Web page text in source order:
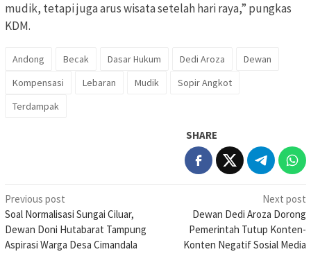
mudik, tetapi juga arus wisata setelah hari raya,” pungkas
KDM.
Andong Becak Dasar Hukum Dedi Aroza
Dewan
Kompensasi
Lebaran Mudik
Sopir Angkot
Terdampak
SHARE
Post
navigation
Previous post
Soal Normalisasi Sungai Ciluar,
Dewan Doni Hutabarat Tampung
Aspirasi Warga Desa Cimandala
Next post
Dewan Dedi Aroza Dorong
Pemerintah Tutup Konten-
Konten Negatif Sosial Media